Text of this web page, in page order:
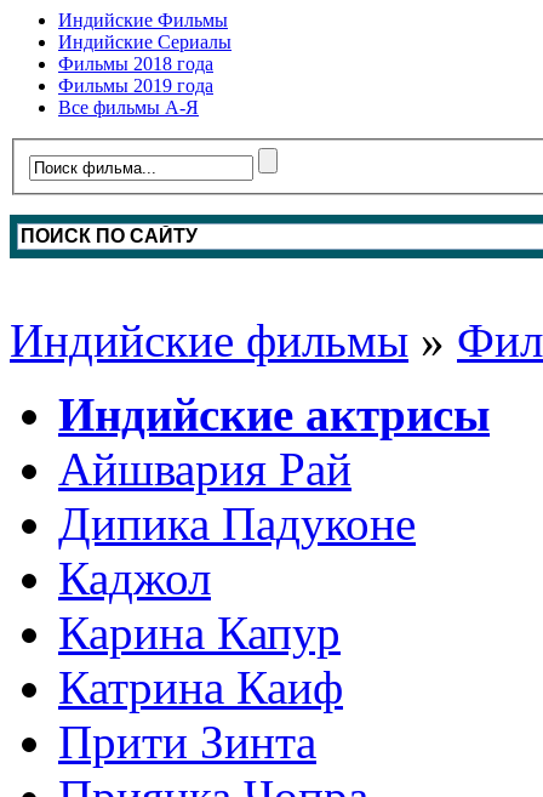
Индийские Фильмы
Индийские Сериалы
Фильмы 2018 года
Фильмы 2019 года
Все фильмы А-Я
Индийские фильмы »
Индийские актрисы
Айшвария Рай
Дипика Падуконе
Каджол
Карина Капур
Катрина Каиф
Прити Зинта